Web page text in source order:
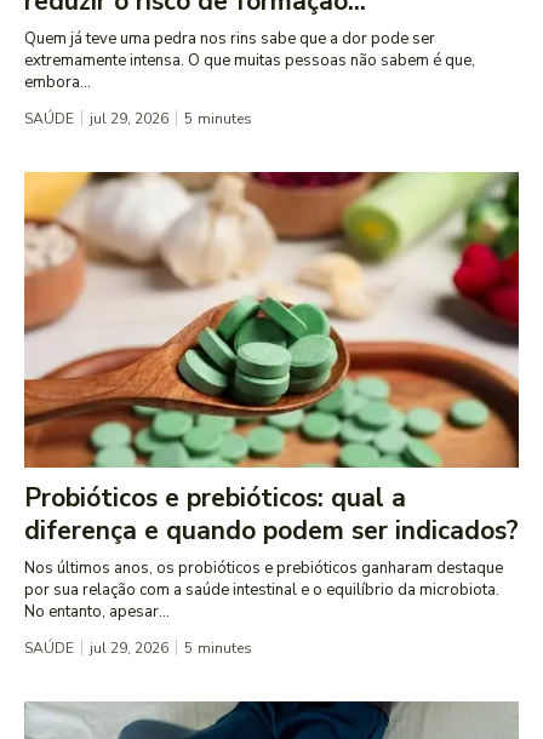
Quem já teve uma pedra nos rins sabe que a dor pode ser
extremamente intensa. O que muitas pessoas não sabem é que,
embora...
SAÚDE jul 29, 2026 5 minutes
Probióticos e prebióticos: qual a
diferença e quando podem ser indicados?
Nos últimos anos, os probióticos e prebióticos ganharam destaque
por sua relação com a saúde intestinal e o equilíbrio da microbiota.
No entanto, apesar...
SAÚDE jul 29, 2026 5 minutes